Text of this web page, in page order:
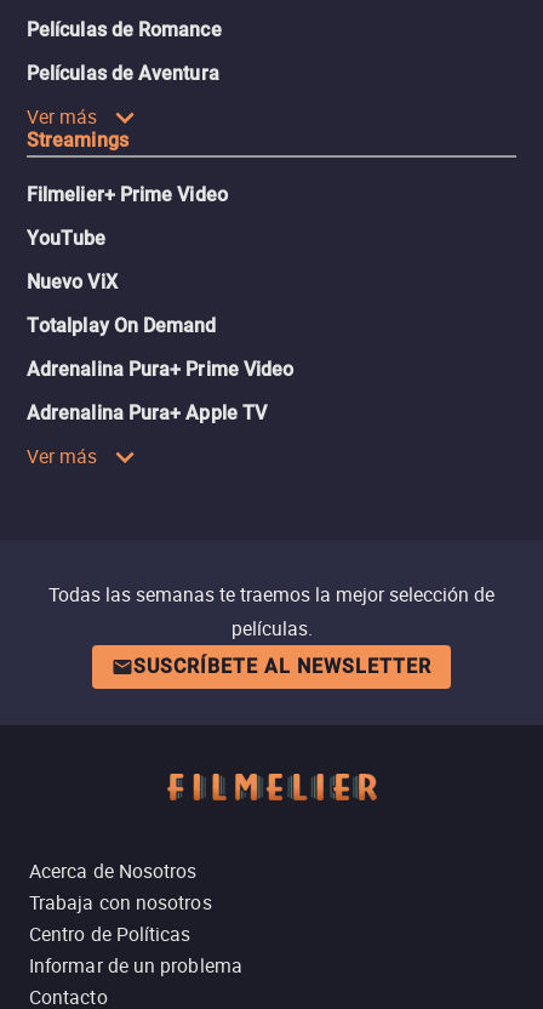
Películas de Romance
Películas de Aventura
Ver más
Streamings
Filmelier+ Prime Video
YouTube
Nuevo ViX
Totalplay On Demand
Adrenalina Pura+ Prime Video
Adrenalina Pura+ Apple TV
Ver más
Todas las semanas te traemos la mejor selección de
películas.
SUSCRÍBETE AL NEWSLETTER
Acerca de Nosotros
Trabaja con nosotros
Centro de Políticas
Informar de un problema
Contacto